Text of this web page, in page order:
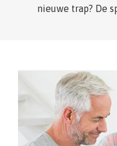
nieuwe trap? De